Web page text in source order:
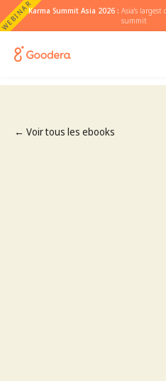
WEBINARKarma Summit Asia 2026 :Asia's
summit
← Voir tous les ebooks